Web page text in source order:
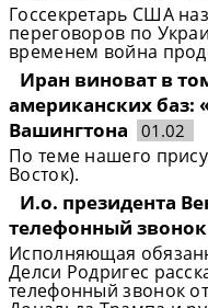
Госсекретарь США
переговоров по
временем война
Иран виноват в
американских баз:
Вашингтона
01.02
По теме нашего
Восток).
И.о. президента
телефонный
Исполняющая
Делси Родригес
телефонный звонок